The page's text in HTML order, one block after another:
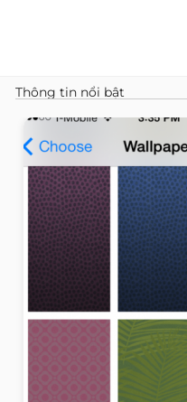
Thông tin nổi bật